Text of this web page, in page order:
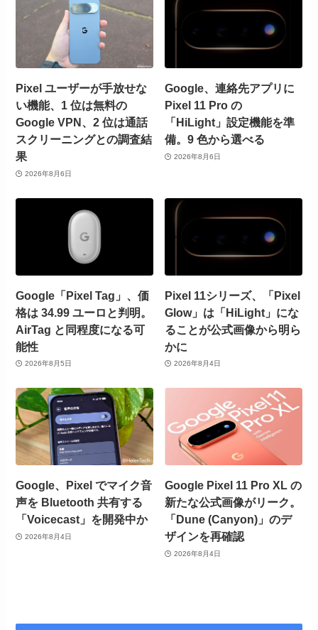
Pixel ユーザーが手放せな
い機能、1 位は無料の
Google VPN、2 位は通話
スクリーニングとの調査結
果
2026年8月6日
Google、連絡先アプリに
Pixel 11 Pro の
「HiLight」設定機能を準
備。9 色から選べる
2026年8月6日
Google「Pixel Tag」、価
格は 34.99 ユーロと判明。
AirTag と同程度になる可
能性
2026年8月5日
Pixel 11シリーズ、「Pixel
Glow」は「HiLight」にな
ることが公式画像から明ら
かに
2026年8月4日
Google、Pixel でマイク音
声を Bluetooth 共有する
「Voicecast」を開発中か
2026年8月4日
Google Pixel 11 Pro XL の
新たな公式画像がリーク。
「Dune (Canyon)」のデ
ザインを再確認
2026年8月4日